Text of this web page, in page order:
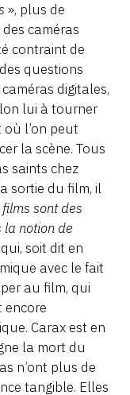
», plus de
caméras
contraint de
questions
digitales,
lui à tourner
l’on peut
la scène. Tous
saints chez
sortie du film, il
films sont des
la notion de
soit dit en
avec le fait
au film, qui
encore
Carax est en
la mort du
n’ont plus de
tangible. Elles